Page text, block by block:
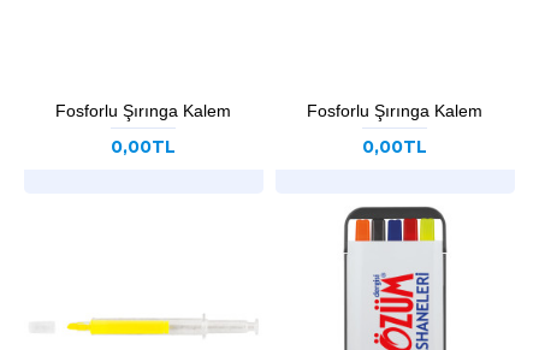
Fosforlu Şırınga Kalem
0,00TL
Fosforlu Şırınga Kalem
0,00TL